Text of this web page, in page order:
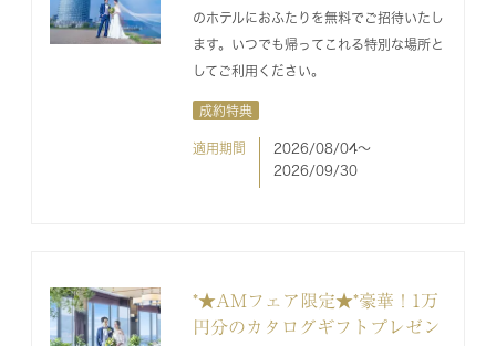
のホテルにおふたりを無料でご招待いたし
ます。いつでも帰ってこれる特別な場所と
してご利用ください。
成約特典
適用期間
2026/08/04〜
2026/09/30
*★AMフェア限定★*豪華！1万
円分のカタログギフトプレゼン